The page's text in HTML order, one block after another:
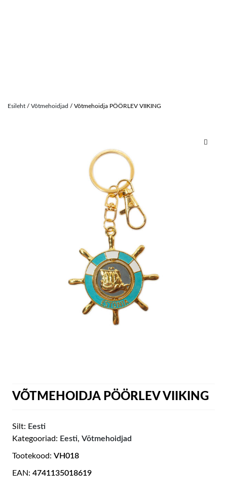
Esileht /Võtmehoidjad / Võtmehoidja PÖÖRLEV VIIKING
VÕTMEHOIDJA PÖÖRLEV VIIKING
EAN: 4741135018619
Tootekood: VH018
Kategooriad: Eesti, Võtmehoidjad
Silt: Eesti